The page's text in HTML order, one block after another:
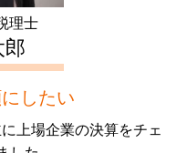
理士
郎
したい
上場企業の決算をチェ